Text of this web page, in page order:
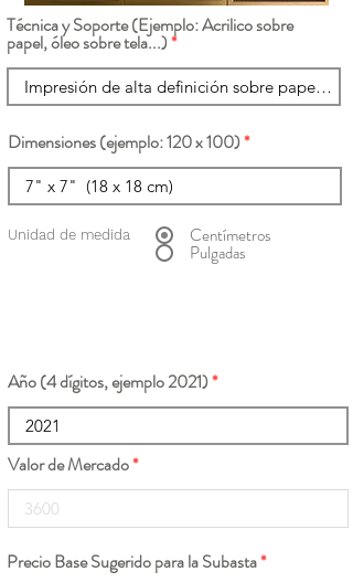
Técnica y Soporte (Ejemplo: Acrilico sobre
papel, óleo sobre tela...)
Dimensiones (ejemplo: 120 x 100)
Unidad de medida Centímetros
Pulgadas
Año (4 dígitos, ejemplo 2021)
Valor de Mercado
Precio Base Sugerido para la Subasta